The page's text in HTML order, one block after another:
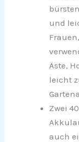
und
Äste,
leicht
Zwei
auch